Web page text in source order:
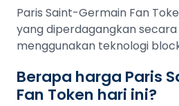
Paris Saint-Germain Fan
yang diperdagangkan
menggunakan teknologi
Berapa harga Paris
Fan Token hari ini?